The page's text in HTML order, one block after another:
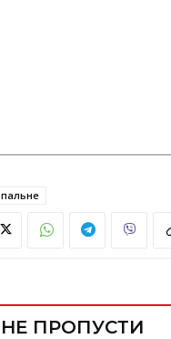
пальне
НЕ ПРОПУСТИ